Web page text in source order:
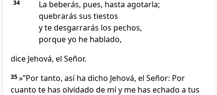
34
La beberás, pues, hasta agotarla;
quebrarás sus tiestos
y te desgarrarás los pechos,
porque yo he hablado,
dice Jehová, el Señor.
35»”Por tanto, así ha dicho Jehová, el Señor: Por
cuanto te has olvidado de mí y me has echado a tus